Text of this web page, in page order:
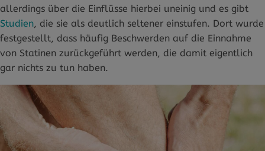
allerdings über die Einflüsse hierbei uneinig und es gibt
Studien, die sie als deutlich seltener einstufen. Dort wurde
festgestellt, dass häufig Beschwerden auf die Einnahme
von Statinen zurückgeführt werden, die damit eigentlich
gar nichts zu tun haben.